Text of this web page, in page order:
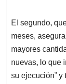
El segundo,
meses,
mayores
nuevas, lo que
su ejecución” y